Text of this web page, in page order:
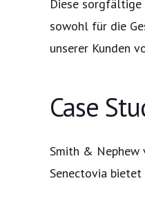
Diese sorgfältige
sowohl für die
unserer Kunden
Case
Smith & Nephew
Senectovia